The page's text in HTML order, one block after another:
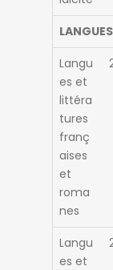
Langu
es et
littéra
tures
franç
aises
et
roma
nes
Langu
es et